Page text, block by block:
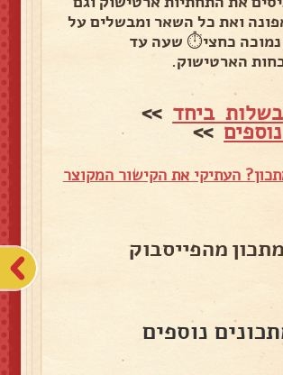
ואת כל השאר ומבשלים על
כחצי⏱ שעה עד
הארטישוק.
ביחד >>
>>
העתיקי את הקישור המקוצר
מהפייסבוק
נוספים